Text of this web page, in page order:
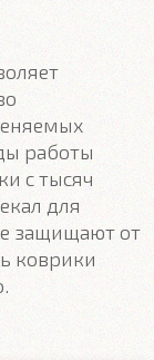
работы
с тысяч
для
защищают от
коврики